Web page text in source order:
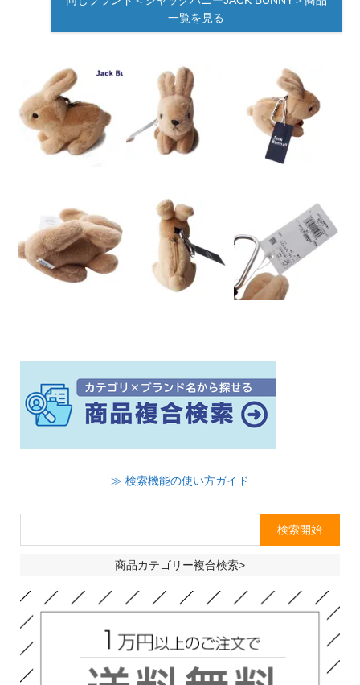
一覧を見る
≫ 検索機能の使い方ガイド
商品カテゴリー複合検索>